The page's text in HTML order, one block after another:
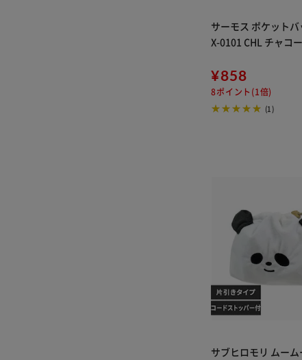
サーモス ポケットバ
X-0101 CHL チャコ
¥858
8ポイント(1倍)
(1)
サブヒロモリ ムー